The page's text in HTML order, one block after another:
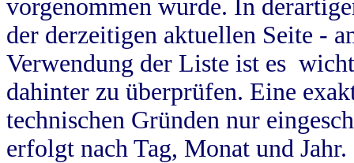
vorgenommen wurde. In
der derzeitigen aktuellen Seite -
Verwendung der Liste ist es
dahinter zu überprüfen. Eine
technischen Gründen nur
erfolgt nach Tag, Monat und Jahr.